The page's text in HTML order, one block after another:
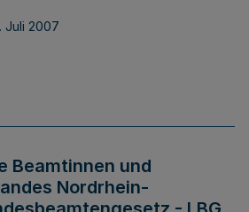
Juli 2007
Beamtinnen und
Nordrhein-